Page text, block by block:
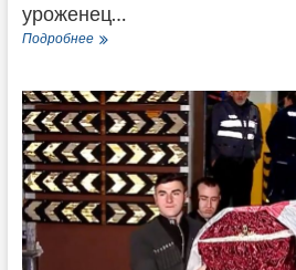
уроженец…
ПодробнееЕще
бойца
погибли
в
боях
под
Бахмутом